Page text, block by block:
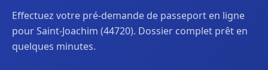
Effectuez votre pré-demande de passeport en ligne
pour Saint-Joachim (44720). Dossier complet prêt en
quelques minutes.